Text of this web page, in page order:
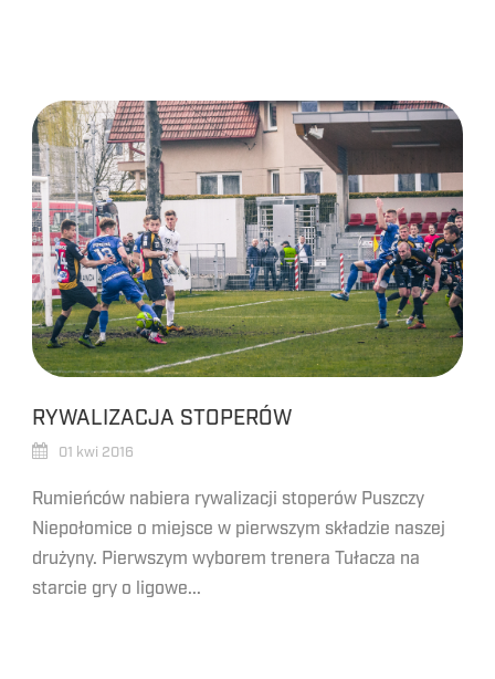
RYWALIZACJA STOPERÓW
01 kwi 2016
Rumieńców nabiera rywalizacji stoperów Puszczy
Niepołomice o miejsce w pierwszym składzie naszej
drużyny. Pierwszym wyborem trenera Tułacza na
starcie gry o ligowe...